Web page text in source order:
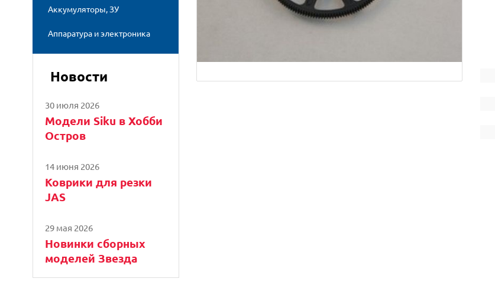
Аккумуляторы, ЗУ
Аппаратура и электроника
Новости
30 июля 2026
Модели Siku в Хобби
Остров
14 июня 2026
Коврики для резки
JAS
29 мая 2026
Новинки сборных
моделей Звезда